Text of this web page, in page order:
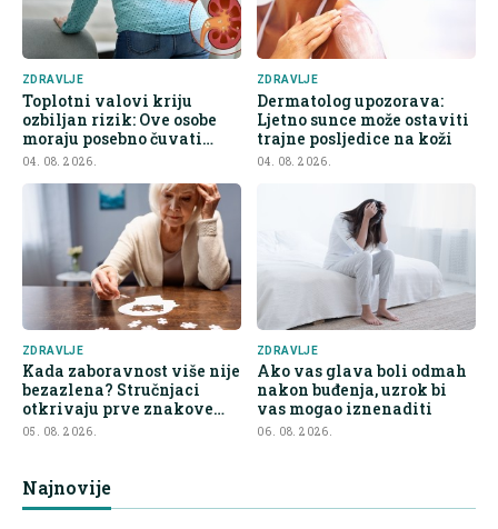
ZDRAVLJE
Toplotni valovi kriju
ozbiljan rizik: Ove osobe
moraju posebno čuvati
bubrege
04. 08. 2026.
ZDRAVLJE
Dermatolog upozorava:
Ljetno sunce može ostaviti
trajne posljedice na koži
04. 08. 2026.
ZDRAVLJE
Kada zaboravnost više nije
bezazlena? Stručnjaci
otkrivaju prve znakove
demencije
05. 08. 2026.
ZDRAVLJE
Ako vas glava boli odmah
nakon buđenja, uzrok bi
vas mogao iznenaditi
06. 08. 2026.
Najnovije